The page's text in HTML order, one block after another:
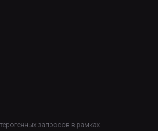
запросов в рамках